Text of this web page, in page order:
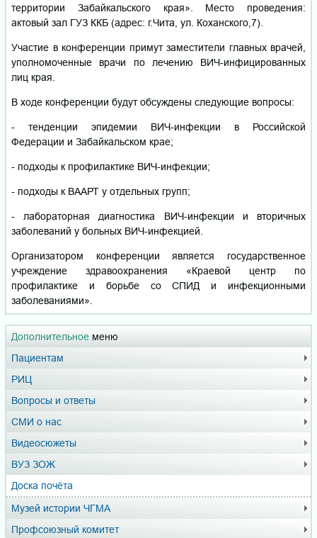
Дополнительное меню
Пациентам
РИЦ
Вопросы и ответы
СМИ о нас
Видеосюжеты
ВУЗ ЗОЖ
Доска почёта
Музей истории ЧГМА
Профсоюзный комитет
территории Забайкальского края». Место проведения:
актовый зал ГУЗ ККБ (адрес: г.Чита, ул. Коханского,7).
Участие в конференции примут заместители главных врачей,
уполномоченные врачи по лечению ВИЧ-инфицированных
лиц края.
В ходе конференции будут обсуждены следующие вопросы:
- тенденции эпидемии ВИЧ-инфекции в Российской
Федерации и Забайкальском крае;
- подходы к профилактике ВИЧ-инфекции;
- подходы к ВААРТ у отдельных групп;
- лабораторная диагностика ВИЧ-инфекции и вторичных
заболеваний у больных ВИЧ-инфекцией.
Организатором конференции является государственное
учреждение здравоохранения «Краевой центр по
профилактике и борьбе со СПИД и инфекционными
заболеваниями».